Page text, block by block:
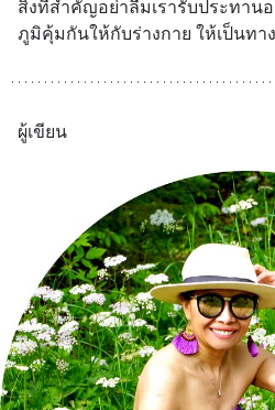
สิ่งที่สำคัญอย่าลืมเรารับประทาน
ภูมิคุ้มกันให้กับร่างกาย ให้เป็นทา
ผู้เขียน